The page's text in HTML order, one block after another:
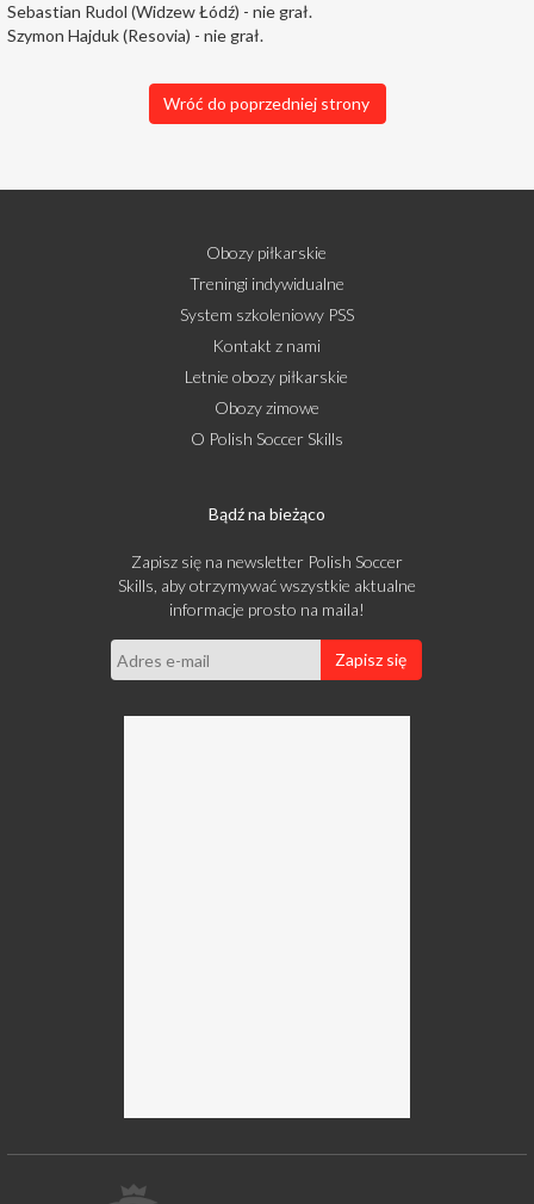
Sebastian Rudol (Widzew Łódź) - nie grał.
Szymon Hajduk (Resovia) - nie grał.
Wróć do poprzedniej strony
Obozy piłkarskie
Treningi indywidualne
System szkoleniowy PSS
Kontakt z nami
Letnie obozy piłkarskie
Obozy zimowe
O Polish Soccer Skills
Bądź na bieżąco
Zapisz się na newsletter Polish Soccer
Skills, aby otrzymywać wszystkie aktualne
informacje prosto na maila!
Zapisz się